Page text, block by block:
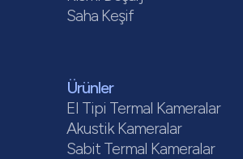
Saha Keşif
Ürünler
El Tipi Termal Kameralar
Akustik Kameralar
Sabit Termal Kameralar